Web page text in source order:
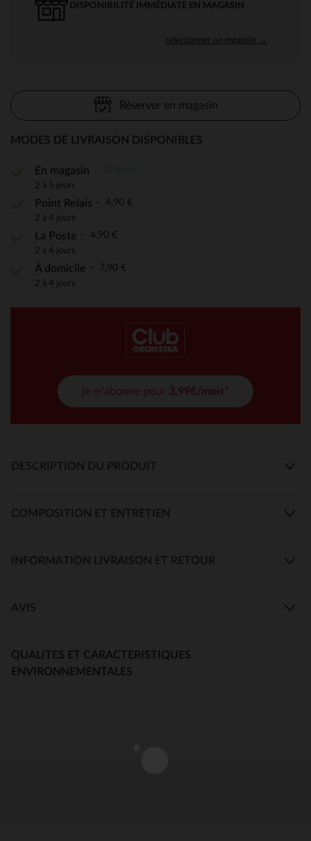
DISPONIBILITÉ IMMÉDIATE EN MAGASIN
sélectionner un magasin →
Réserver en magasin
MODES DE LIVRAISON DISPONIBLES
En magasin
2 à 5 jours
Point Relais 4,90 €
2 à 4 jours
La Poste 4,90 €
2 à 4 jours
À domicile 7,90 €
2 à 4 jours
je m'abonne pour 3,99€/mois*
DESCRIPTION DU PRODUIT
COMPOSITION ET ENTRETIEN
INFORMATION LIVRAISON ET RETOUR
AVIS
QUALITES ET CARACTERISTIQUES
ENVIRONNEMENTALES